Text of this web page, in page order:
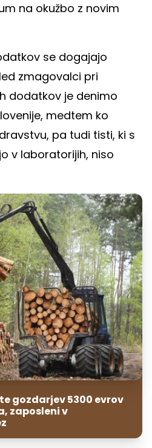
na okužbo z novim
se dogajajo
zmagovalci pri
dodatkov je denimo
medtem ko
pa tudi tisti, ki s
v laboratorijih, niso
gozdarjev 5300 evrov
zaposleni v